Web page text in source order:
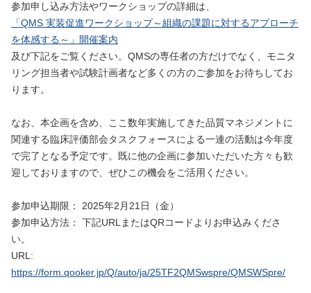
参加申し込み方法やワークショップの詳細は、
「QMS 実装促進ワークショップ～組織の課題に対するアプローチ
を体感する～」開催案内
及び下記をご覧ください。QMSの専任者の方だけでなく、モニタ
リング担当者や試験計画者など多くの方のご参加をお待ちしてお
ります。
なお、本企画を含め、ここ数年実施してきた品質マネジメントに
関連する臨床評価部会タスクフォースによる一連の活動は今年度
で完了となる予定です。既に他の企画に参加いただいた方々も歓
迎しておりますので、ぜひこの機会をご活用ください。
参加申込期限： 2025年2月21日（金）
参加申込方法： 下記URLまたはQRコードよりお申込みくださ
い。
URL:
https://form.qooker.jp/Q/auto/ja/25TF2QMSwspre/QMSWSpre/